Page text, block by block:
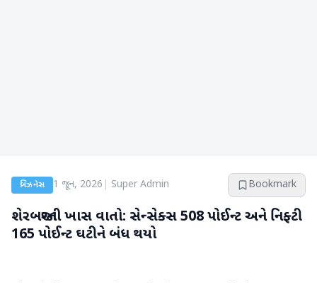
બિઝનેસ 1 જૂન, 2026 Super Admin Bookmark
શેરબજારની ખાસ વાતો: સેન્સેક્સ 508 પોઈન્ટ અને નિફ્ટી
165 પોઈન્ટ ઘટીને બંધ થયો